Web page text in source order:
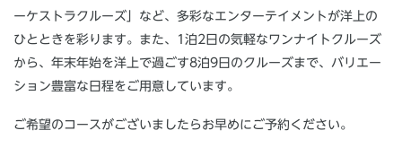
ーケストラクルーズ」など、多彩なエンターテイメントが洋上の
ひとときを彩ります。また、1泊2日の気軽なワンナイトクルーズ
から、年末年始を洋上で過ごす8泊9日のクルーズまで、バリエー
ション豊富な日程をご用意しています。
ご希望のコースがございましたらお早めにご予約ください。